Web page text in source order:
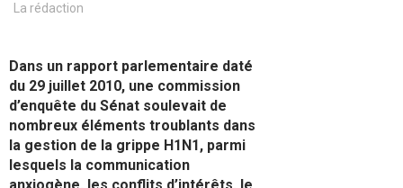
La rédaction
Dans un rapport parlementaire daté
du 29 juillet 2010, une commission
d’enquête du Sénat soulevait de
nombreux éléments troublants dans
la gestion de la grippe H1N1, parmi
lesquels la communication